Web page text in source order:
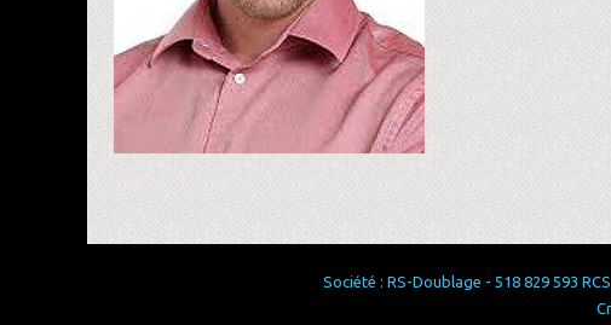
Société : RS-Doublage - 518 829 593